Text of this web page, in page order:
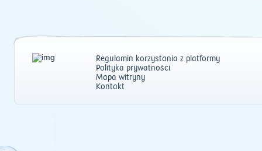
Regulamin korzystania z platformy
Polityka prywatności
Mapa witryny
Kontakt